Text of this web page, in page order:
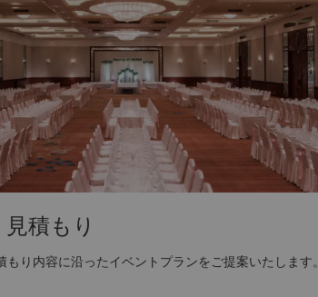
積もり
もり内容に沿ったイベントプランをご提案いたします。